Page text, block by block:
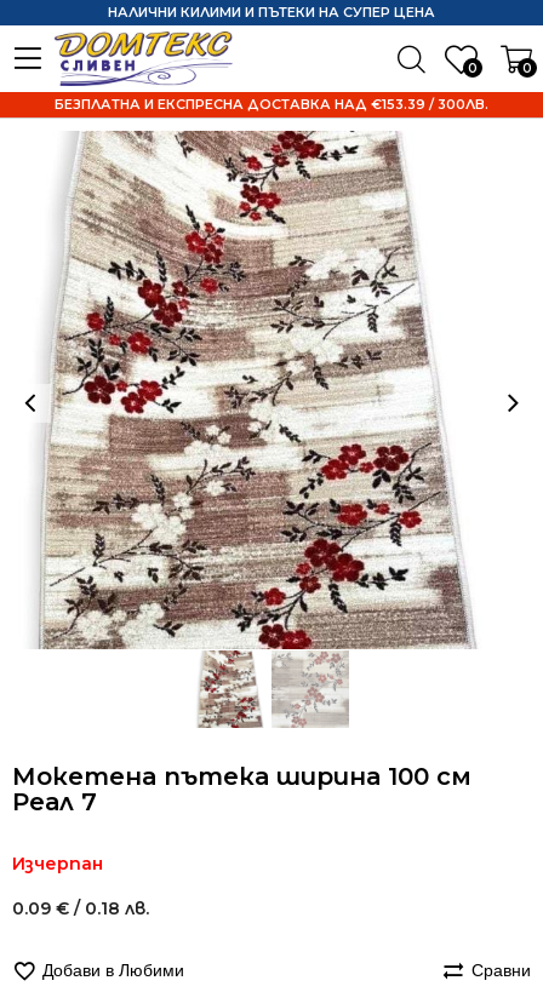
0 0
НАЛИЧНИ КИЛИМИ И ПЪТЕКИ НА СУПЕР ЦЕНА
БЕЗПЛАТНА И ЕКСПРЕСНА ДОСТАВКА НАД €153.39 / 300ЛВ.
Мокетена пътека ширина 100 см
Реал 7
Изчерпан
0.09 € / 0.18 лв.
Добави в Любими Сравни